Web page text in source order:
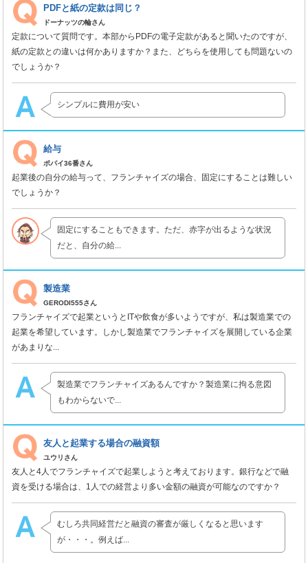
PDFと紙の定款は同じ？
ドーナッツの輪さん
定款について質問です。本部からPDFの電子定款があると聞いたのですが、
紙の定款との違いは何かありますか？また、どちらを使用しても問題ないの
でしょうか？
シンプルに費用が安い
給与
ポパイ36番さん
起業後の自分の給与って、フランチャイズの場合、固定にすることは難しい
でしょうか？
固定にすることもできます。ただ、赤字が出るような状況
だと、自分の給...
製造業
GERODI555さん
フランチャイズで起業というとITや飲食が多いようですが、私は製造業での
起業を希望しています。しかし製造業でフランチャイズを展開している企業
があまりな...
製造業でフランチャイズあるんですか？製造業に拘る意図
もわからないで...
友人と起業する場合の融資額
ユウリさん
友人と4人でフランチャイズで起業しようと考えております。銀行などで融
資を受ける場合は、1人での経営より多い金額の融資が可能なのですか？
むしろ共同経営だと融資の審査が厳しくなると思います
が・・・。例えば...